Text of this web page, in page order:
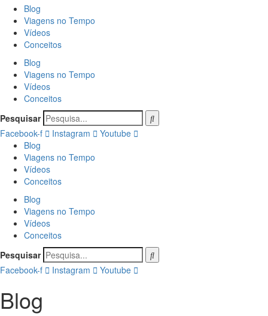
Blog
Viagens no Tempo
Vídeos
Conceitos
Blog
Viagens no Tempo
Vídeos
Conceitos
Pesquisar
Facebook-f
Instagram
Youtube
Blog
Viagens no Tempo
Vídeos
Conceitos
Blog
Viagens no Tempo
Vídeos
Conceitos
Pesquisar
Facebook-f
Instagram Youtube
Blog